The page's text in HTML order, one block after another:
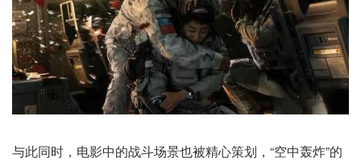
与此同时，电影中的战斗场景也被精心策划，“空中轰炸”的